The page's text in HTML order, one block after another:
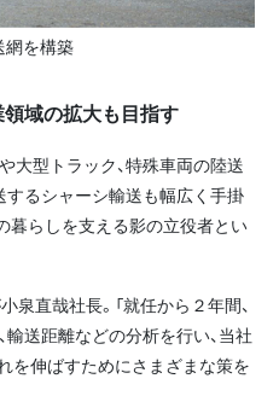
網を構築
域の拡大も目指す
型トラック、特殊車両の陸送
するシャーシ輸送も幅広く手掛
暮らしを支える影の立役者とい
直哉社長。「就任から２年間、
送距離などの分析を行い、当社
を伸ばすためにさまざまな策を